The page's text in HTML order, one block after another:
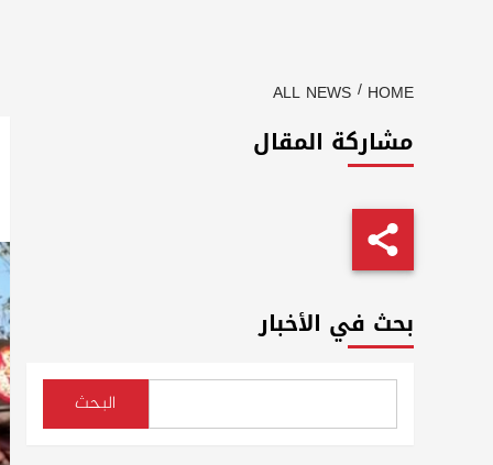
HOME
ALL NEWS
مشاركة المقال
بحث في الأخبار
البحث